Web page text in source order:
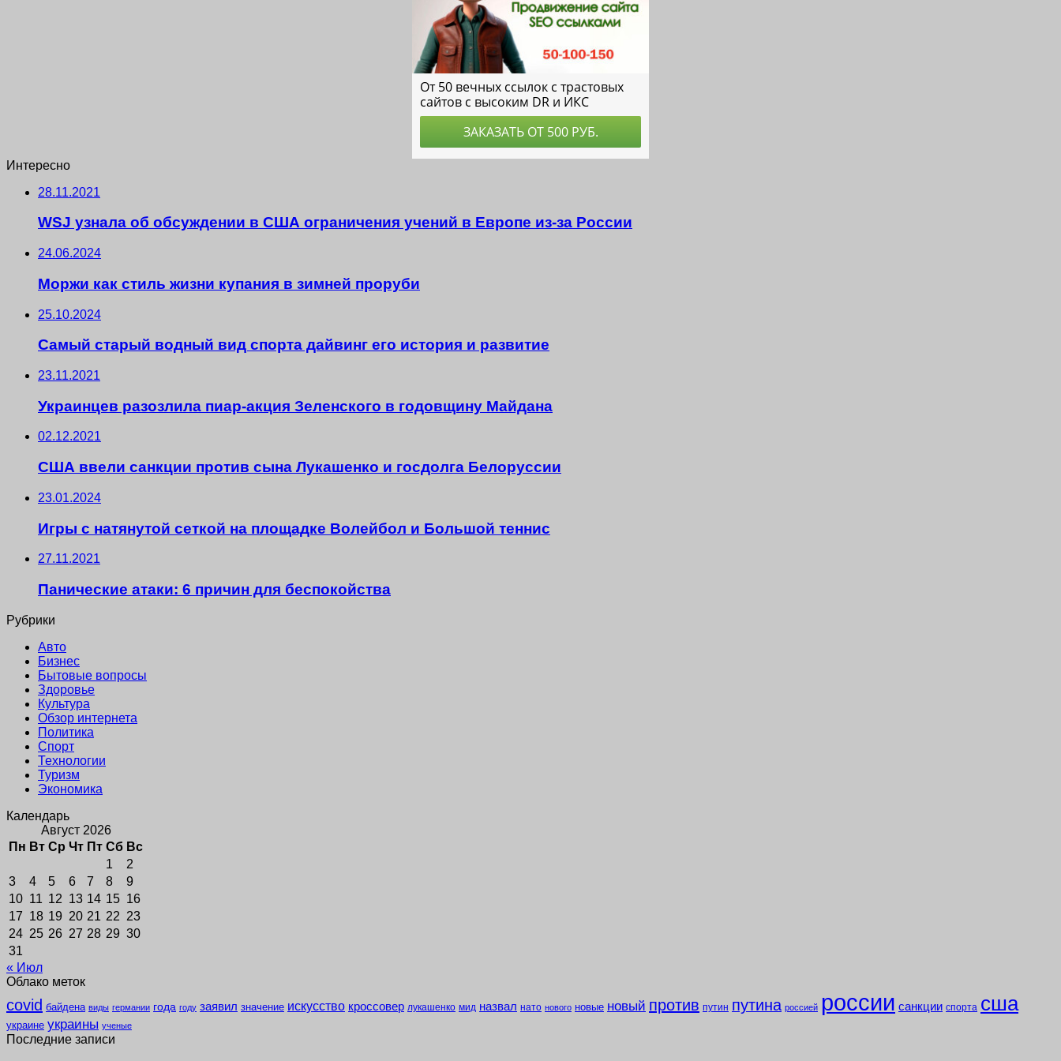
Интересно
28.11.2021
WSJ узнала об обсуждении в США ограничения учений в Европе из-за России
24.06.2024
Моржи как стиль жизни купания в зимней проруби
25.10.2024
Самый старый водный вид спорта дайвинг его история и развитие
23.11.2021
Украинцев разозлила пиар-акция Зеленского в годовщину Майдана
02.12.2021
США ввели санкции против сына Лукашенко и госдолга Белоруссии
23.01.2024
Игры с натянутой сеткой на площадке Волейбол и Большой теннис
27.11.2021
Панические атаки: 6 причин для беспокойства
Рубрики
Авто
Бизнес
Бытовые вопросы
Здоровье
Культура
Обзор интернета
Политика
Спорт
Технологии
Туризм
Экономика
Календарь
Август 2026
Пн Вт Ср Чт Пт Сб Вс
1
2
3
4 5 6 7 8
9
10 11 12 13 14 15 16
17 18 19 20 21 22 23
24 25 26 27 28 29 30
31
« Июл
Облако меток
covid байдена виды германии года году заявил значение искусство кроссовер лукашенко мид назвал нато нового новые новый против путин путина россией россии санкции спорта сша
украине украины ученые
Последние записи